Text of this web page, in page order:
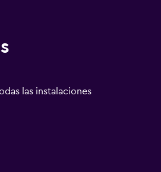
las instalaciones